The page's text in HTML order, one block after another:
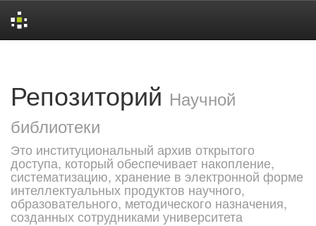
Репозиторий Научной
библиотеки
Это институциональный архив открытого
доступа, который обеспечивает накопление,
систематизацию, хранение в электронной форме
интеллектуальных продуктов научного,
образовательного, методического назначения,
созданных сотрудниками университета